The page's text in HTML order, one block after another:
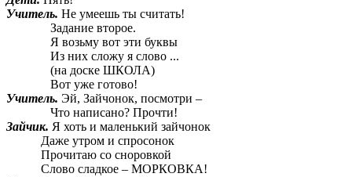
Учитель. Не умеешь ты считать!
Задание второе.
Я возьму вот эти буквы
Из них сложу я слово ...
(на доске ШКОЛА)
Вот уже готово!
Учитель. Эй, Зайчонок, посмотри –
Что написано? Прочти!
Зайчик. Я хоть и маленький зайчонок
Даже утром и спросонок
Прочитаю со сноровкой
Слово сладкое – МОРКОВКА!